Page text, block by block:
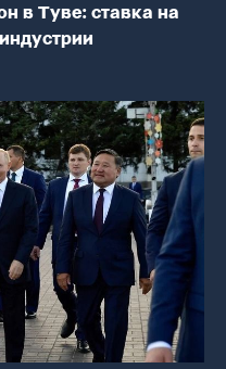
в Туве: ставка на